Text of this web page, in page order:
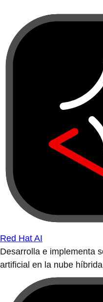
Red Hat AI
Desarrolla e implementa
artificial en la nube